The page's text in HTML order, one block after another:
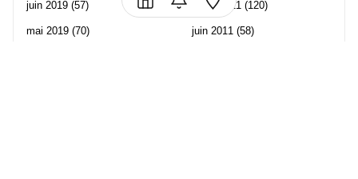
juin 2019 (57)
mai 2019 (70)
juillet 2011 (120)
juin 2011 (58)